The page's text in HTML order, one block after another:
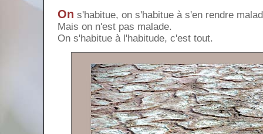
On s'habitue, on s'habitue à s'en rendre
Mais on n'est pas malade.
On s'habitue à l'habitude, c'est tout.